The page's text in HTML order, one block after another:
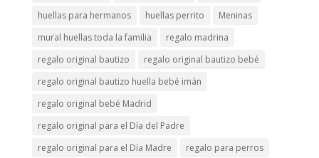
huellas para hermanos
huellas perrito
Meninas
mural huellas toda la familia
regalo madrina
regalo original bautizo
regalo original bautizo bebé
regalo original bautizo huella bebé imán
regalo original bebé Madrid
regalo original para el Día del Padre
regalo original para el Día Madre
regalo para perros